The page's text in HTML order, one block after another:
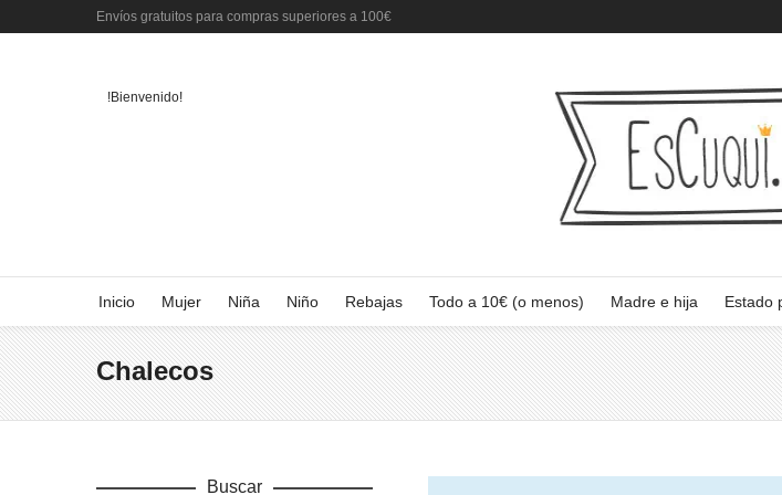
Envíos gratuitos para compras superiores a 100€
!Bienvenido!
Inicio Mujer Niña Niño Rebajas Todo a 10€ (o menos) Madre e hija Estado
Chalecos
Buscar